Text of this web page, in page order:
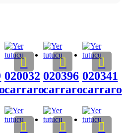
020032
carraro
020396
carraro
020341
carraro